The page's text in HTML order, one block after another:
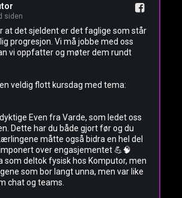
siden
at det sjeldent er det faglige som står
progresjon. Vi må jobbe med oss
vi oppfatter og møter dem rundt
veldig flott kursdag med tema:
Even fra Varde, som ledet oss
Dette har du både gjort før og du
måtte også bidra en hel del
over engasjementet 💪🧠
som deltok fysisk hos Komputor, men
som bor langt unna, men var like
chat og teams.